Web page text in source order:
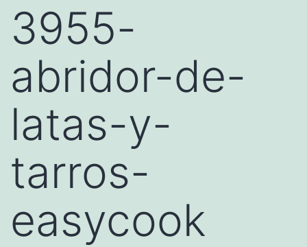
3955-
abridor-de-
latas-y-
tarros-
easycook